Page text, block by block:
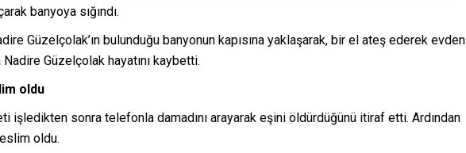
banyoya sığındı.
Güzelçolak’ın bulunduğu banyonun kapısına yaklaşarak, bir el ateş ederek evden
Nadire Güzelçolak hayatını kaybetti.
oldu
işledikten sonra telefonla damadını arayarak eşini öldürdüğünü itiraf etti. Ardından
oldu.